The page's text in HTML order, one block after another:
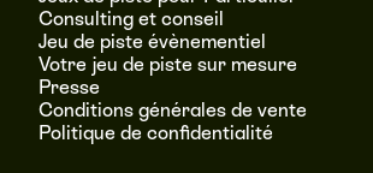
Consulting et conseil
Jeu de piste évènementiel
Votre jeu de piste sur mesure
Presse
Conditions générales de vente
Politique de confidentialité